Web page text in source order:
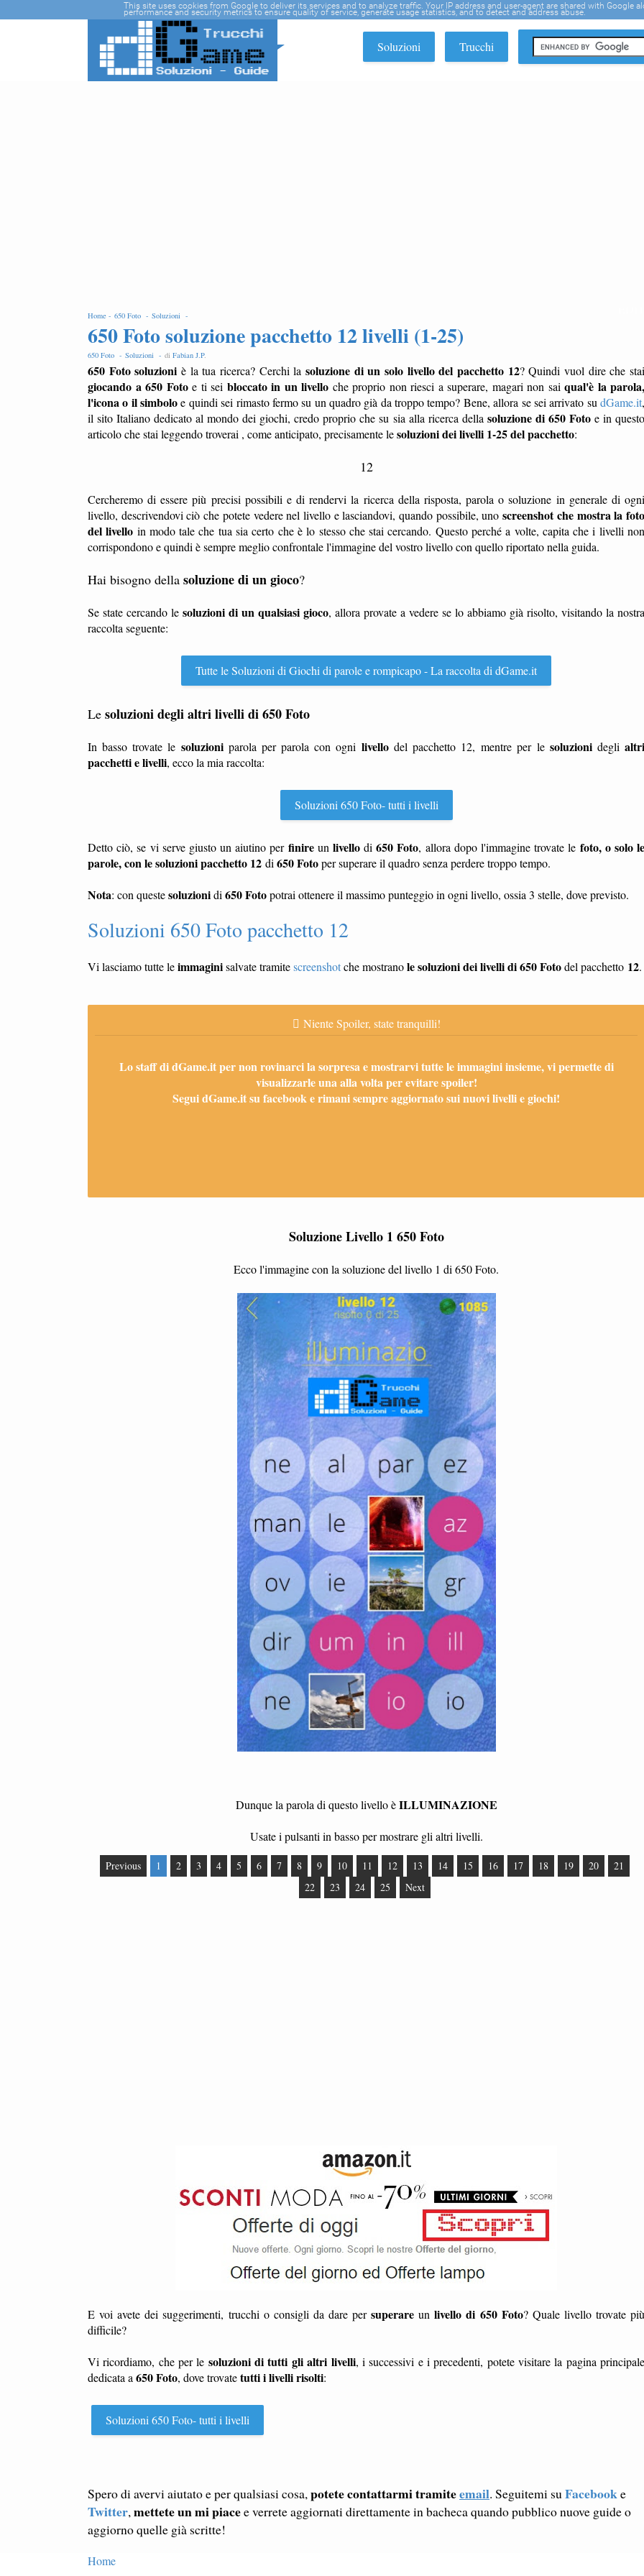
Soluzioni Trucchi
Home - 650 Foto - Soluzioni -
650 Foto soluzione pacchetto 12 livelli (1-25)
650 Foto - Soluzioni - di Fabian J.P.
650 Foto soluzioni è la tua ricerca? Cerchi lasoluzione di un solo livello del pacchetto 12? Quindi vuol dire che
giocando a 650 Fotoe ti sei bloccato in un livello che proprio non riesci a superare, magari non sai qual'è la parola,
l'icona o il simboloe quindi sei rimasto fermo su un quadro già da troppo tempo? Bene, allora se sei arrivato sudGame.it
il sito Italiano dedicato al mondo dei giochi, credo proprio che su sia alla ricerca della soluzione di 650 Fotoe in
articolo che stai leggendo troverai , come anticipato, precisamente lesoluzioni dei livelli 1-25 del pacchetto:
12
Cercheremo di essere più precisi possibili e di rendervi la ricerca della risposta, parola o soluzione in generale di ogni
livello, descrivendovi ciò che potete vedere nel livello e lasciandovi, quando possibile, unoscreenshot che mostra la
del livello in modo tale che tua sia certo che è lo stesso che stai cercando. Questo perché a volte, capita che i livelli
corrispondono e quindi è sempre meglio confrontale l'immagine del vostro livello con quello riportato nella guida.
Hai bisogno della soluzione di un gioco?
Se state cercando le soluzioni di un qualsiasi gioco, allora provate a vedere se lo abbiamo già risolto, visitando la nostra
raccolta seguente:
Tutte le Soluzioni di Giochi di parole e rompicapo - La raccolta di dGame.it
Le soluzioni degli altri livelli di 650 Foto
In basso trovate le soluzioniparola per parola con ogni livellodel pacchetto 12, mentre per le soluzionidegli
pacchetti e livelli, ecco la mia raccolta:
Soluzioni 650 Foto- tutti i livelli
Detto ciò, se vi serve giusto un aiutino per finireun livellodi650 Foto, allora dopo l'immagine trovate le foto, o solo
parole, con le soluzioni pacchetto 12 di 650 Fotoper superare il quadro senza perdere troppo tempo.
Nota: con questesoluzionidi 650 Fotopotrai ottenere il massimo punteggio in ogni livello, ossia 3 stelle, dove previsto.
Soluzioni 650 Foto pacchetto 12
Vi lasciamo tutte leimmaginisalvate tramitescreenshotche mostranole soluzioni dei livelli di 650 Fotodel pacchetto 12.
Niente Spoiler, state tranquilli!
Lo staff di dGame.it per non rovinarci la sorpresa e mostrarvi tutte le immagini insieme, vi permette di
visualizzarle una alla volta per evitare spoiler!
Segui dGame.it su facebook e rimani sempre aggiornato sui nuovi livelli e giochi!
Soluzione Livello 1 650 Foto
Ecco l'immagine con la soluzione del livello 1 di 650 Foto.
Dunque la parola di questo livello èILLUMINAZIONE
Usate i pulsanti in basso per mostrare gli altri livelli.
Previous 1 2 3 4 5 6 7 8 9 10 11 12 13 14 15 16 17 18 19 20
21
22
23 24 25 Next
E voi avete dei suggerimenti, trucchi o consigli da dare persuperare unlivello di 650 Foto? Quale livello trovate
difficile?
Vi ricordiamo, che per le soluzioni di tutti gli altri livelli, i successivi e i precedenti, potete visitare la pagina principale
dedicata a650 Foto, dove trovatetutti i livelli risolti:
Soluzioni 650 Foto- tutti i livelli
Spero di avervi aiutato e per qualsiasi cosa,potete contattarmi tramiteemail. Seguitemi suFacebooke
Twitter,mettete un mi piacee verrete aggiornati direttamente in bacheca quando pubblico nuove guide o
aggiorno quelle già scritte!
Home
This site uses cookies from Google to deliver its services and to analyze traffic. Your IP address and user-agent are shared with Google
performance and security metrics to ensure quality of service, generate usage statistics, and to detect and address abuse.